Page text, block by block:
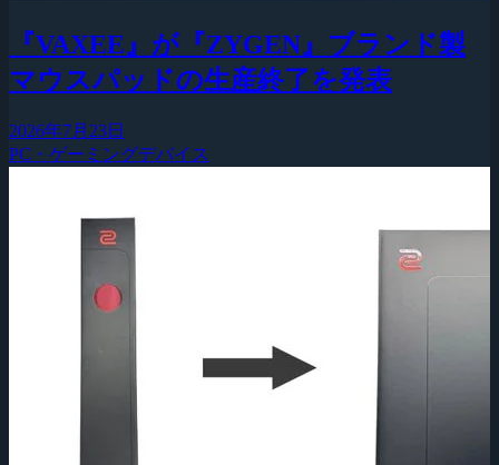
『VAXEE』が『ZYGEN』ブランド製
マウスパッドの生産終了を発表
2026年7月23日
PC・ゲーミングデバイス